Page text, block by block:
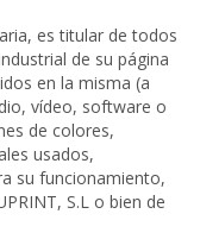
es titular de todos
de su página
en la misma (a
vídeo, software o
de colores,
usados,
su funcionamiento,
S.L o bien de